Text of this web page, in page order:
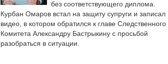
без соответствующего диплома.
Курбан Омаров встал на защиту супруги и записал
видео, в котором обратился к главе Следственного
Комитета Александру Бастрыкину с просьбой
разобраться в ситуации.